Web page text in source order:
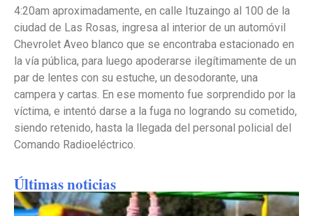
4:20am aproximadamente, en calle Ituzaingo al 100 de la
ciudad de Las Rosas, ingresa al interior de un automóvil
Chevrolet Aveo blanco que se encontraba estacionado en
la vía pública, para luego apoderarse ilegítimamente de un
par de lentes con su estuche, un desodorante, una
campera y cartas. En ese momento fue sorprendido por la
víctima, e intentó darse a la fuga no logrando su cometido,
siendo retenido, hasta la llegada del personal policial del
Comando Radioeléctrico.
Últimas noticias